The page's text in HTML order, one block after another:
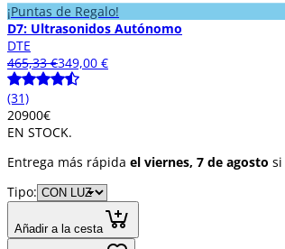
¡Puntas de Regalo!
D7: Ultrasonidos Autónomo
DTE
465,33 €349,00 €
(31)
20900€
EN STOCK.
Entrega más rápida el viernes, 7 de agosto si
Tipo:
Añadir a la cesta